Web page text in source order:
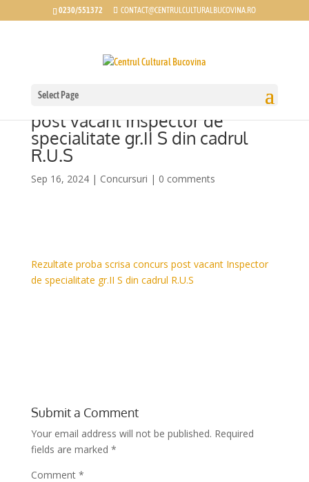
0230/551372 CONTACT@CENTRULCULTURALBUCOVINA.RO
Select Page
Rezultate proba scrisa concurs
post vacant Inspector de
specialitate gr.II S din cadrul
R.U.S
Sep 16, 2024| Concursuri | 0 comments
Rezultate proba scrisa concurs post vacant Inspector
de specialitate gr.II S din cadrul R.U.S
Submit a Comment
Your email address will not be published. Required
fields are marked *
Comment *